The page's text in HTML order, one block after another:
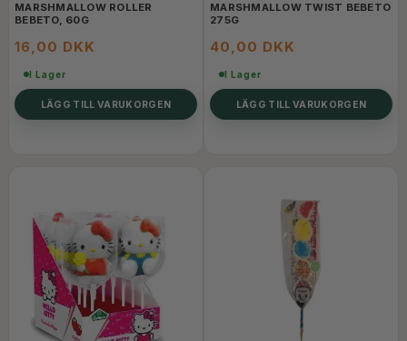
MARSHMALLOW ROLLER
BEBETO, 60G
16,00 DKK
I Lager
LÄGG TILL VARUKORGEN
MARSHMALLOW TWIST BEBETO
275G
40,00 DKK
I Lager
LÄGG TILL VARUKORGEN